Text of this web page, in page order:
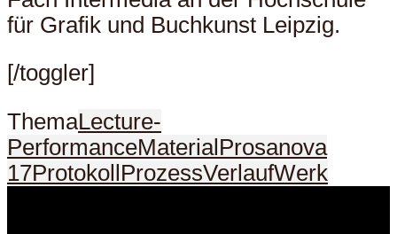
für Grafik und Buchkunst Leipzig.
[/toggler]
ThemaLecture-
PerformanceMaterialProsanova
17ProtokollProzessVerlaufWerk